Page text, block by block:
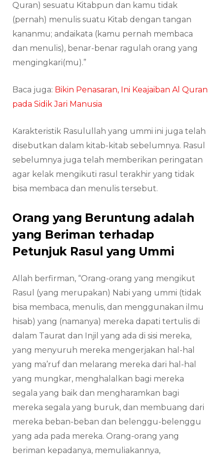
Quran) sesuatu Kitabpun dan kamu tidak
(pernah) menulis suatu Kitab dengan tangan
kananmu; andaikata (kamu pernah membaca
dan menulis), benar-benar ragulah orang yang
mengingkari(mu).”
Baca juga: Bikin Penasaran, Ini Keajaiban Al Quran
pada Sidik Jari Manusia
Karakteristik Rasulullah yang ummi ini juga telah
disebutkan dalam kitab-kitab sebelumnya. Rasul
sebelumnya juga telah memberikan peringatan
agar kelak mengikuti rasul terakhir yang tidak
bisa membaca dan menulis tersebut.
Orang yang Beruntung adalah
yang Beriman terhadap
Petunjuk Rasul yang Ummi
Allah berfirman, “Orang-orang yang mengikut
Rasul (yang merupakan) Nabi yang ummi (tidak
bisa membaca, menulis, dan menggunakan ilmu
hisab) yang (namanya) mereka dapati tertulis di
dalam Taurat dan Injil yang ada di sisi mereka,
yang menyuruh mereka mengerjakan hal-hal
yang ma’ruf dan melarang mereka dari hal-hal
yang mungkar, menghalalkan bagi mereka
segala yang baik dan mengharamkan bagi
mereka segala yang buruk, dan membuang dari
mereka beban-beban dan belenggu-belenggu
yang ada pada mereka. Orang-orang yang
beriman kepadanya, memuliakannya,